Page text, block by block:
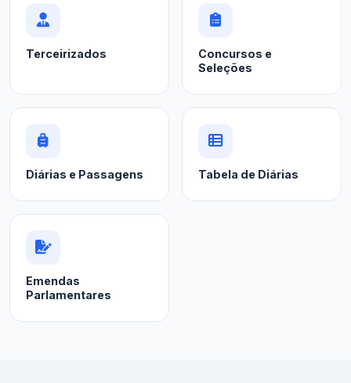
Terceirizados
Concursos e
Seleções
Diárias e Passagens Tabela de Diárias
Emendas
Parlamentares